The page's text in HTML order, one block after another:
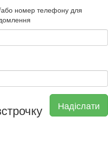
або номер телефону для
Надіслати